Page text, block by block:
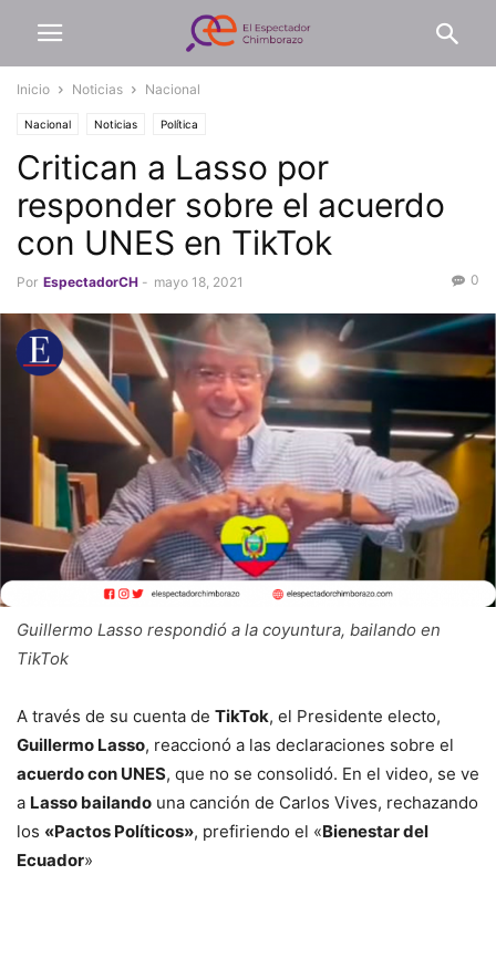
Inicio Noticias Nacional
Nacional Noticias Política
Critican a Lasso por
responder sobre el acuerdo
con UNES en TikTok
Por EspectadorCH - mayo 18, 2021 0
Guillermo Lasso respondió a la coyuntura, bailando en
TikTok
A través de su cuenta de TikTok, el Presidente electo,
Guillermo Lasso, reaccionó a las declaraciones sobre el
acuerdo con UNES, que no se consolidó. En el video, se ve
a Lasso bailando una canción de Carlos Vives, rechazando
los «Pactos Políticos», prefiriendo el «Bienestar del
Ecuador»